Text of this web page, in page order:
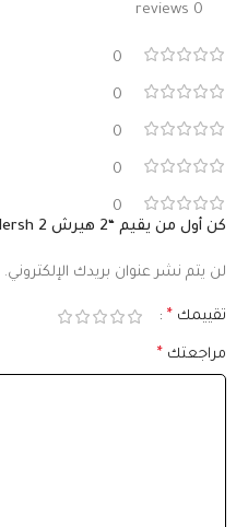
0 reviews
0
0
0
0
0
كن أول من يقيم “2 هيرش Hersh 2”
لن يتم نشر عنوان بريدك الإلكتروني.
تقييمك *
مراجعتك *